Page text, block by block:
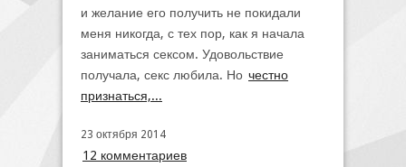
и желание его получить не покидали
меня никогда, с тех пор, как я начала
заниматься сексом. Удовольствие
получала, секс любила. Но честно
признаться,...
23 октября 2014
12 комментариев